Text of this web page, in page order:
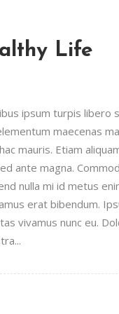
Life
ipsum turpis libero
maecenas
mauris. Etiam
ante magna.
nulla mi id metus
erat bibendum.
vivamus nunc eu.